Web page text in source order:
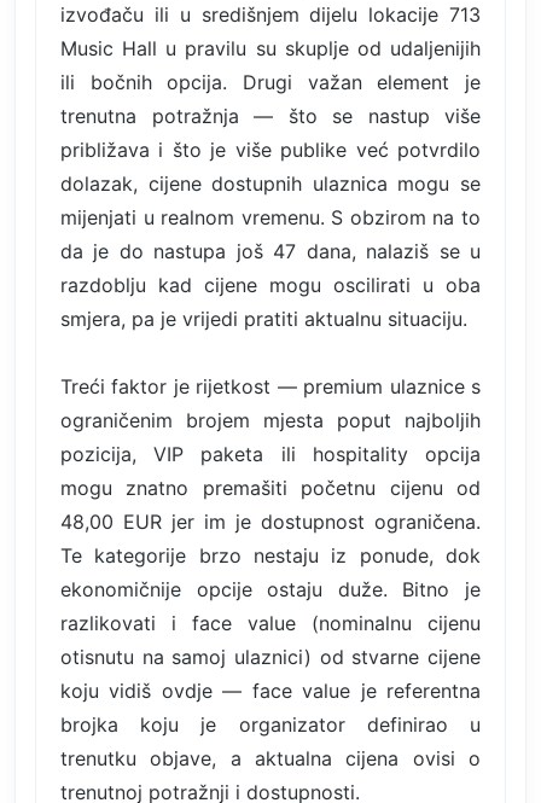
izvođaču ili u središnjem dijelu lokacije 713
Music Hall u pravilu su skuplje od udaljenijih
ili bočnih opcija. Drugi važan element je
trenutna potražnja — što se nastup više
približava i što je više publike već potvrdilo
dolazak, cijene dostupnih ulaznica mogu se
mijenjati u realnom vremenu. S obzirom na to
da je do nastupa još 47 dana, nalaziš se u
razdoblju kad cijene mogu oscilirati u oba
smjera, pa je vrijedi pratiti aktualnu situaciju.
Treći faktor je rijetkost — premium ulaznice s
ograničenim brojem mjesta poput najboljih
pozicija, VIP paketa ili hospitality opcija
mogu znatno premašiti početnu cijenu od
48,00 EUR jer im je dostupnost ograničena.
Te kategorije brzo nestaju iz ponude, dok
ekonomičnije opcije ostaju duže. Bitno je
razlikovati i face value (nominalnu cijenu
otisnutu na samoj ulaznici) od stvarne cijene
koju vidiš ovdje — face value je referentna
brojka koju je organizator definirao u
trenutku objave, a aktualna cijena ovisi o
trenutnoj potražnji i dostupnosti.